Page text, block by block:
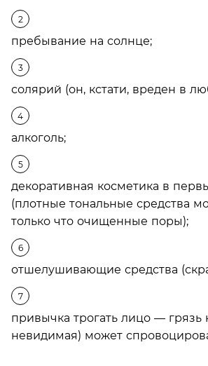
пребывание на солнце;
солярий (он, кстати, вреден в
алкоголь;
декоративная косметика в
(плотные тональные средства
только что очищенные поры);
отшелушивающие средства
привычка трогать лицо — грязь
невидимая) может